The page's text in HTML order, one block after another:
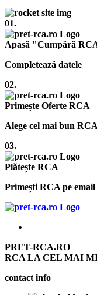
01.
Apasă "Cumpără
Completează datele
02.
Primește Oferte RCA
Alege cel mai bun RCA
03.
Plătește RCA
Primești RCA pe email
PRET-RCA.RO
RCA LA CEL MAI
contact info